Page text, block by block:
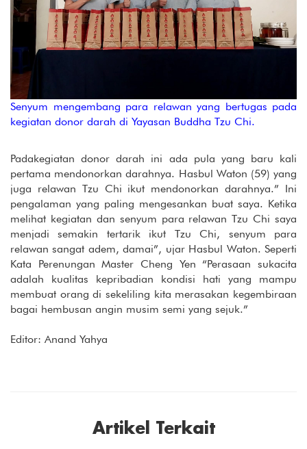
Senyum mengembang para relawan yang bertugas pada
kegiatan donor darah di Yayasan Buddha Tzu Chi.
Padakegiatan donor darah ini ada pula yang baru kali
pertama mendonorkan darahnya. Hasbul Waton (59) yang
juga relawan Tzu Chi ikut mendonorkan darahnya.” Ini
pengalaman yang paling mengesankan buat saya. Ketika
melihat kegiatan dan senyum para relawan Tzu Chi saya
menjadi semakin tertarik ikut Tzu Chi, senyum para
relawan sangat adem, damai”, ujar Hasbul Waton. Seperti
Kata Perenungan Master Cheng Yen “Perasaan sukacita
adalah kualitas kepribadian kondisi hati yang mampu
membuat orang di sekeliling kita merasakan kegembiraan
bagai hembusan angin musim semi yang sejuk.”
Editor: Anand Yahya
Artikel Terkait